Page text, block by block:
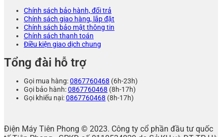
Chính sách bảo hành, đổi trả
Chính sách giao hàng, lắp đặt
Chính sách bảo mật thông tin
Chính sách thanh toán
Điều kiện giao dịch chung
Tổng đài hỗ trợ
Gọi mua hàng:0867760468 (6h-23h)
Gọi bảo hành:0867760468 (8h-17h)
Gọi khiếu nại:0867760468 (8h-17h)
Điện Máy Tiên Phong © 2023. Công ty cổ phần đầu tư quốc